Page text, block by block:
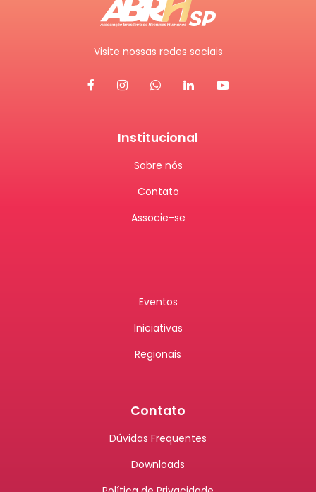
Visite nossas redes sociais
Institucional
Sobre nós
Contato
Associe-se
Eventos
Iniciativas
Regionais
Contato
Dúvidas Frequentes
Downloads